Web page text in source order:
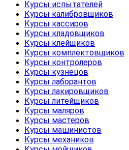
Курсы испытателей
Курсы калибровщиков
Курсы кассиров
Курсы кладовщиков
Курсы клейщиков
Курсы комплектовщиков
Курсы контролеров
Курсы кузнецов
Курсы лаборантов
Курсы лакировщиков
Курсы литейщиков
Курсы маляров
Курсы мастеров
Курсы машинистов
Курсы механиков